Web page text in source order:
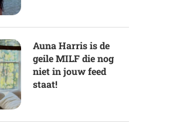
Auna Harris is de
geile MILF die nog
niet in jouw feed
staat!